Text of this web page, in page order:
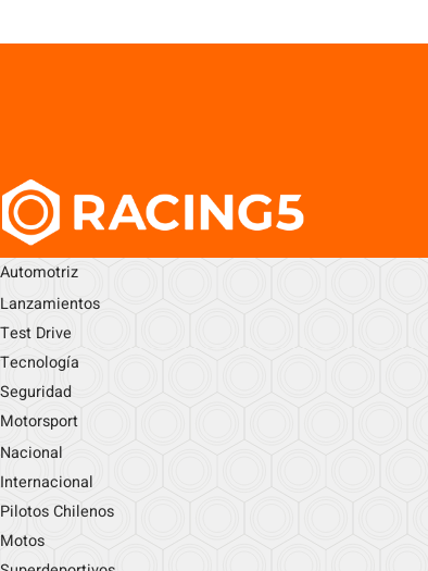
Automotriz
Lanzamientos
Test Drive
Tecnología
Seguridad
Motorsport
Nacional
Internacional
Pilotos Chilenos
Motos